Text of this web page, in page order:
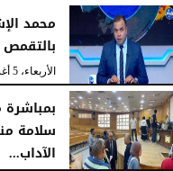
الأربعاء، 5 أغسطس 2026
محمد
بالتقمص
الأربعاء، 5 أغسطس 2026
سلامة
الآداب...